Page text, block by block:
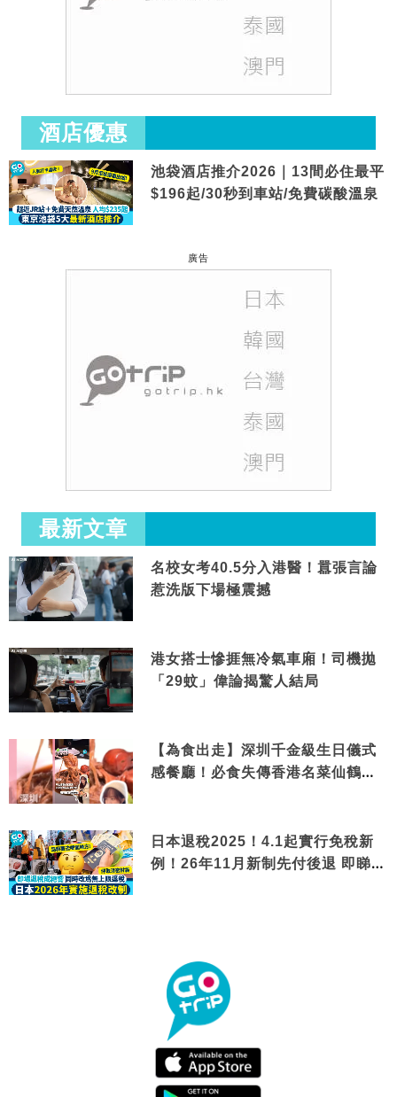
酒店優惠
池袋酒店推介2026｜13間必住最平
$196起/30秒到車站/免費碳酸溫泉
廣告
最新文章
名校女考40.5分入港醫！囂張言論
惹洗版下場極震撼
港女搭士慘捱無冷氣車廂！司機拋
「29蚊」偉論揭驚人結局
【為食出走】深圳千金級生日儀式
感餐廳！必食失傳香港名菜仙鶴神
日本退稅2025！4.1起實行免稅新
例！26年11月新制先付後退 即睇步